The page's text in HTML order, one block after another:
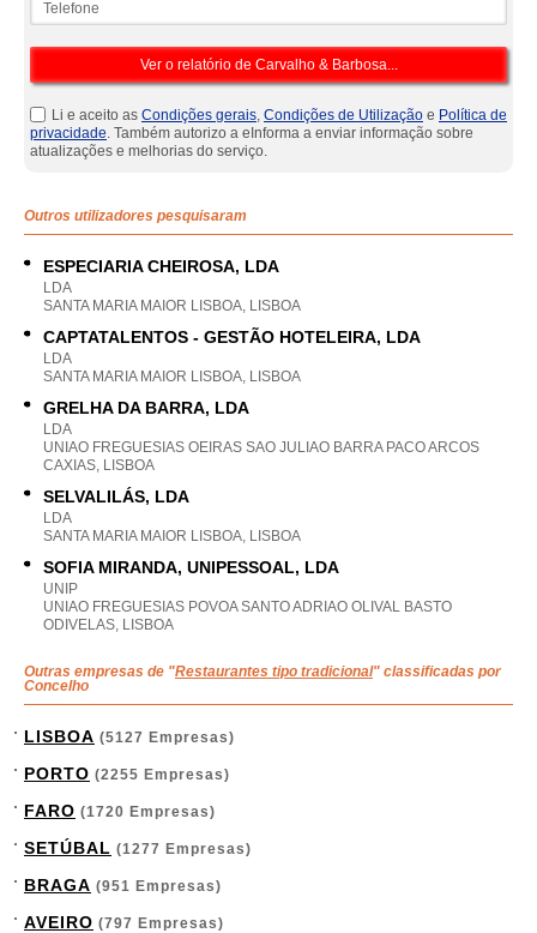
Li e aceito as Condições gerais, Condições de Utilização e Política de
privacidade. Também autorizo a eInforma a enviar informação sobre
atualizações e melhorias do serviço.
Outros utilizadores pesquisaram
ESPECIARIA CHEIROSA, LDA
LDA
SANTA MARIA MAIOR LISBOA, LISBOA
CAPTATALENTOS - GESTÃO HOTELEIRA, LDA
LDA
SANTA MARIA MAIOR LISBOA, LISBOA
GRELHA DA BARRA, LDA
LDA
UNIAO FREGUESIAS OEIRAS SAO JULIAO BARRA PACO ARCOS
CAXIAS, LISBOA
SELVALILÁS, LDA
LDA
SANTA MARIA MAIOR LISBOA, LISBOA
SOFIA MIRANDA, UNIPESSOAL, LDA
UNIP
UNIAO FREGUESIAS POVOA SANTO ADRIAO OLIVAL BASTO
ODIVELAS, LISBOA
Outras empresas de "Restaurantes tipo tradicional" classificadas por
Concelho
LISBOA (5127 Empresas)
PORTO (2255 Empresas)
FARO (1720 Empresas)
SETÚBAL (1277 Empresas)
BRAGA (951 Empresas)
AVEIRO (797 Empresas)